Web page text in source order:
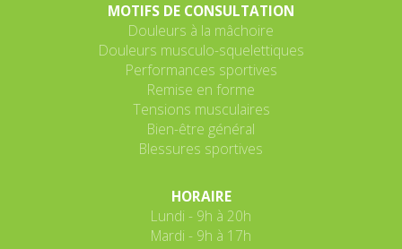
MOTIFS DE CONSULTATION
Douleurs à la mâchoire
Douleurs musculo-squelettiques
Performances sportives
Remise en forme
Tensions musculaires
Bien-être général
Blessures sportives
HORAIRE
Lundi - 9h à 20h
Mardi - 9h à 17h